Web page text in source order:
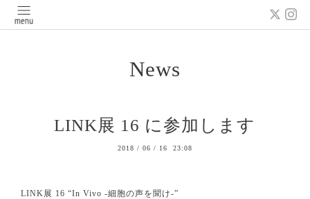
News
LINK展 16 に参加します
2018 / 06 / 16 23:08
LINK展 16 “In Vivo -細胞の声を聞け-”